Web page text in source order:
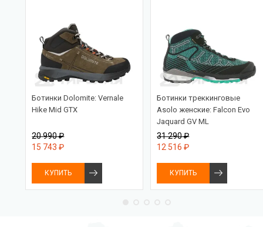
Ботинки Dolomite: Vernale
Hike Mid GTX
20 990 ₽
15 743 ₽
КУПИТЬ
Ботинки треккинговые
Asolo женские: Falcon Evo
Jaquard GV ML
31 290 ₽
12 516 ₽
КУПИТЬ